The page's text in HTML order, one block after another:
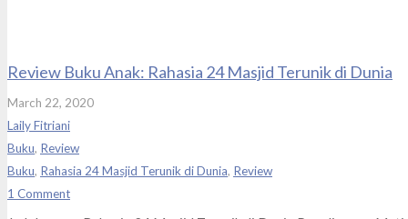
Review Buku Anak: Rahasia 24 Masjid Terunik di Dunia
March 22, 2020
Laily Fitriani
Buku, Review
Buku, Rahasia 24 Masjid Terunik di Dunia, Review
1 Comment